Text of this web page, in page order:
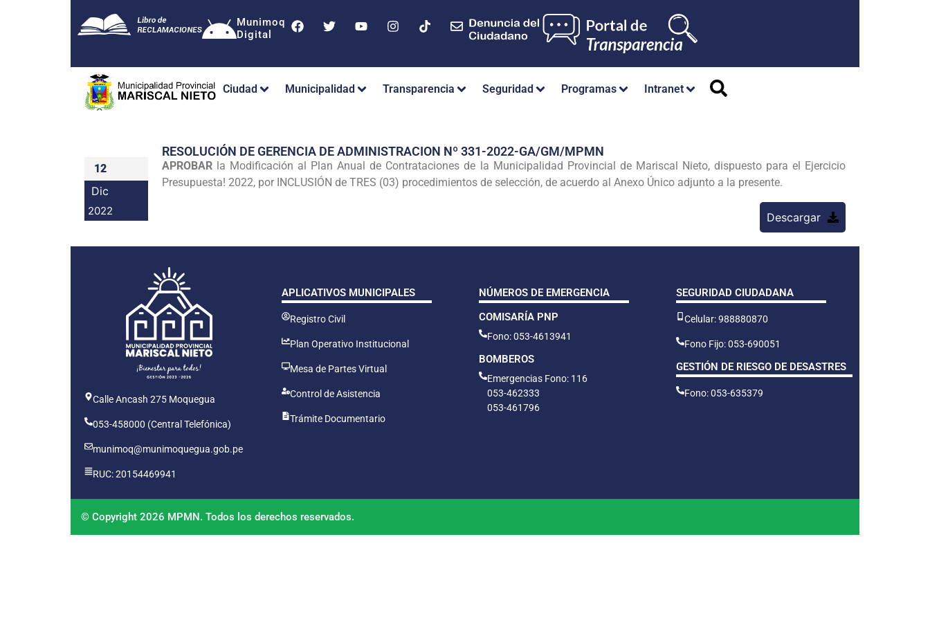
Munimoq
Digital
Ciudad Municipalidad Transparencia Seguridad Programas Intranet
12
Dic
2022
RESOLUCIÓN DE GERENCIA DE ADMINISTRACION Nº 331-2022-GA/GM/MPMN
APROBAR la Modificación al Plan Anual de Contrataciones de la Municipalidad Provincial de Mariscal Nieto, dispuesto para el Ejercicio
Presupuesta! 2022, por INCLUSIÓN de TRES (03) procedimientos de selección, de acuerdo al Anexo Único adjunto a la presente.
Descargar
Calle Ancash 275 Moquegua
053-458000 (Central Telefónica)
munimoq@munimoquegua.gob.pe
RUC: 20154469941
APLICATIVOS MUNICIPALES
Registro Civil
Plan Operativo Institucional
Mesa de Partes Virtual
Control de Asistencia
Trámite Documentario
NÚMEROS DE EMERGENCIA
COMISARÍA PNP
Fono: 053-4613941
BOMBEROS
Emergencias Fono: 116
053-462333
053-461796
SEGURIDAD CIUDADANA
Celular: 988880870
Fono Fijo: 053-690051
GESTIÓN DE RIESGO DE DESASTRES
Fono: 053-635379
© Copyright 2026 MPMN. Todos los derechos reservados.